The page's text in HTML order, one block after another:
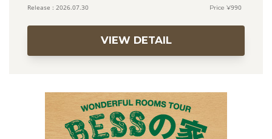
2026.07.30 990
VIEW DETAIL